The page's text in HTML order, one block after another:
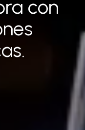
con